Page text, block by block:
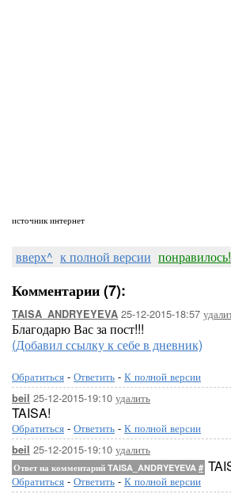
источник интернет
вверх^ к полной версии понравилось!
Комментарии (7):
TAISA_ANDRYEYEVA 25-12-2015-18:57
Благодарю Вас за пост!!!
(Добавил ссылку к себе в дневник)
Обратиться - Ответить - К полной версии
beil 25-12-2015-19:10 удалить
TAISA!
Обратиться - Ответить - К полной версии
beil 25-12-2015-19:10 удалить
Ответ на комментарий TAISA_ANDRYEYEVA #
Обратиться - Ответить - К полной версии